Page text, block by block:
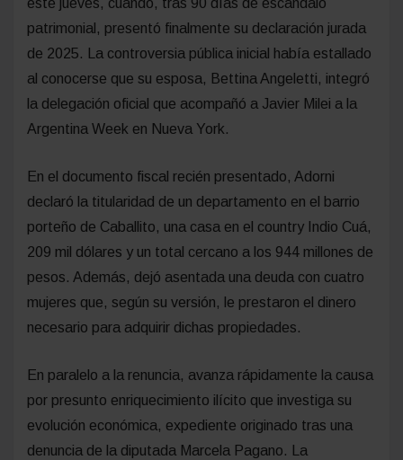
este jueves, cuando, tras 90 días de escándalo
patrimonial, presentó finalmente su declaración jurada
de 2025. La controversia pública inicial había estallado
al conocerse que su esposa, Bettina Angeletti, integró
la delegación oficial que acompañó a Javier Milei a la
Argentina Week en Nueva York.
En el documento fiscal recién presentado, Adorni
declaró la titularidad de un departamento en el barrio
porteño de Caballito, una casa en el country Indio Cuá,
209 mil dólares y un total cercano a los 944 millones de
pesos. Además, dejó asentada una deuda con cuatro
mujeres que, según su versión, le prestaron el dinero
necesario para adquirir dichas propiedades.
En paralelo a la renuncia, avanza rápidamente la causa
por presunto enriquecimiento ilícito que investiga su
evolución económica, expediente originado tras una
denuncia de la diputada Marcela Pagano. La